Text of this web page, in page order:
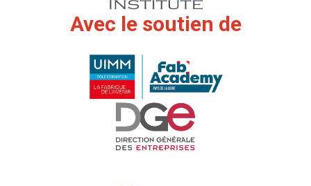
Avec le soutien de